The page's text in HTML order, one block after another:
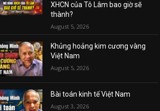
XHCN của Tô Lâm bao giờ sẽ
thành?
August 5, 2026
Khủng hoảng kim cương vàng
Việt Nam
August 5, 2026
Bài toán kinh tế Việt Nam
August 3, 2026